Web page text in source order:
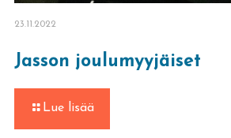
23.11.2022
Jasson joulumyyjäiset
Lue lisää-